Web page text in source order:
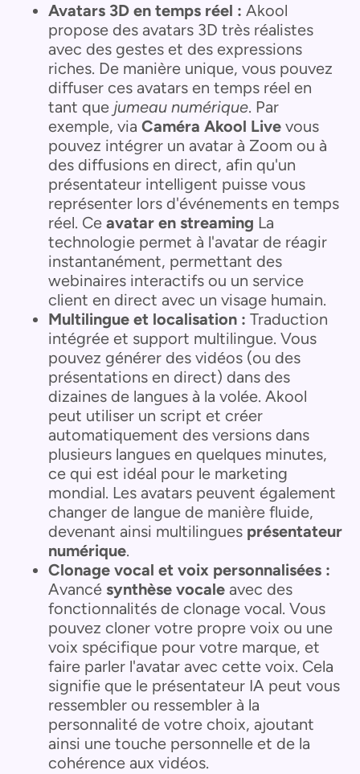
Avatars 3D en temps réel : Akool
propose des avatars 3D très réalistes
avec des gestes et des expressions
riches. De manière unique, vous pouvez
diffuser ces avatars en temps réel en
tant que jumeau numérique. Par
exemple, via Caméra Akool Live vous
pouvez intégrer un avatar à Zoom ou à
des diffusions en direct, afin qu'un
présentateur intelligent puisse vous
représenter lors d'événements en temps
réel. Ce avatar en streaming La
technologie permet à l'avatar de réagir
instantanément, permettant des
webinaires interactifs ou un service
client en direct avec un visage humain.
Multilingue et localisation : Traduction
intégrée et support multilingue. Vous
pouvez générer des vidéos (ou des
présentations en direct) dans des
dizaines de langues à la volée. Akool
peut utiliser un script et créer
automatiquement des versions dans
plusieurs langues en quelques minutes,
ce qui est idéal pour le marketing
mondial. Les avatars peuvent également
changer de langue de manière fluide,
devenant ainsi multilingues présentateur
numérique.
Clonage vocal et voix personnalisées :
Avancé synthèse vocale avec des
fonctionnalités de clonage vocal. Vous
pouvez cloner votre propre voix ou une
voix spécifique pour votre marque, et
faire parler l'avatar avec cette voix. Cela
signifie que le présentateur IA peut vous
ressembler ou ressembler à la
personnalité de votre choix, ajoutant
ainsi une touche personnelle et de la
cohérence aux vidéos.